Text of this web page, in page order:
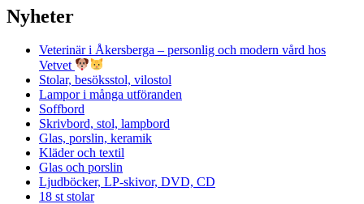
Nyheter
Veterinär i Åkersberga – personlig och modern vård hos
Vetvet
Stolar, besöksstol, vilostol
Lampor i många utföranden
Soffbord
Skrivbord, stol, lampbord
Glas, porslin, keramik
Kläder och textil
Glas och porslin
Ljudböcker, LP-skivor, DVD, CD
18 st stolar